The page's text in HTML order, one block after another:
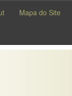
Mapa do Site